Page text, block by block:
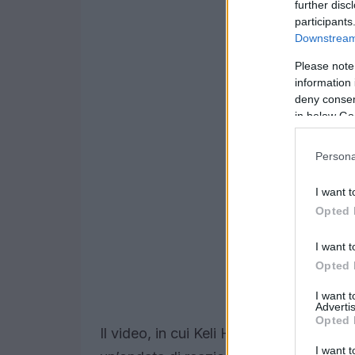
further
Please
information
deny
in below
I want
Opted
I want
Opted
I want
Opted
I want
Il video, in cui Keli Holiday